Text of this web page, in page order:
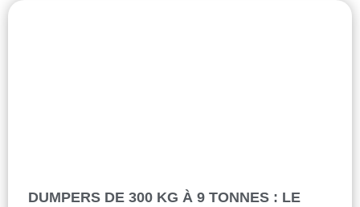
DUMPERS DE 300 KG À 9 TONNES : LE